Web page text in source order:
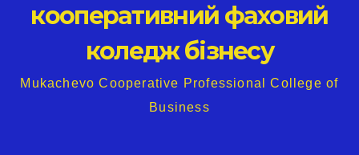
кооперативний фаховий
коледж бізнесу
Mukachevo Cooperative Professional College of
Business